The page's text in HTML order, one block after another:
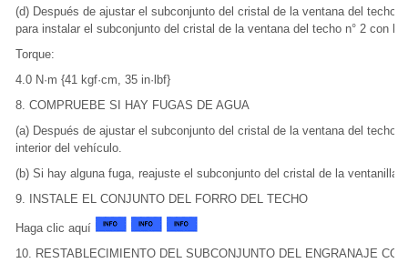
(d) Después de ajustar el subconjunto del cristal de la ventana del techo
para instalar el subconjunto del cristal de la ventana del techo n° 2 con
Torque:
4.0 N·m {41 kgf·cm, 35 in·lbf}
8. COMPRUEBE SI HAY FUGAS DE AGUA
(a) Después de ajustar el subconjunto del cristal de la ventana del techo
interior del vehículo.
(b) Si hay alguna fuga, reajuste el subconjunto del cristal de la ventanilla
9. INSTALE EL CONJUNTO DEL FORRO DEL TECHO
Haga clic aquí
10. RESTABLECIMIENTO DEL SUBCONJUNTO DEL ENGRANAJE